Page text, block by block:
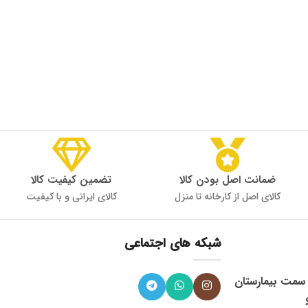
ضمانت اصل بودن کالا
کالای اصل از کارخانه تا منزل
تضمین کیفیت کالا
کالای ایرانی و با کیفیت
، میدان 9 دی به سمت بیمارستان
شبکه های اجتماعی